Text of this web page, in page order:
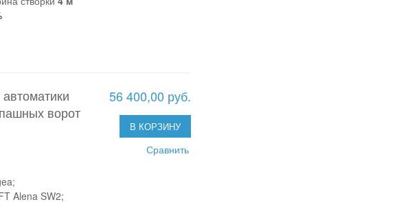
ворот
56 400,00 руб.
В КОРЗИНУ
Сравнить
Alena SW2;